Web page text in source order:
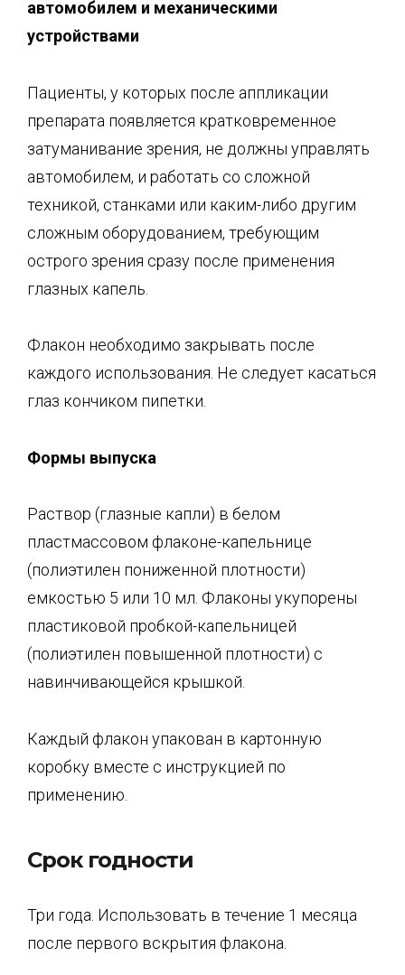
автомобилем и механическими
устройствами
Пациенты, у которых после аппликации
препарата появляется кратковременное
затуманивание зрения, не должны управлять
автомобилем, и работать со сложной
техникой, станками или каким-либо другим
сложным оборудованием, требующим
острого зрения сразу после применения
глазных капель.
Флакон необходимо закрывать после
каждого использования. Не следует касаться
глаз кончиком пипетки.
Формы выпуска
Раствор (глазные капли) в белом
пластмассовом флаконе-капельнице
(полиэтилен пониженной плотности)
емкостью 5 или 10 мл. Флаконы укупорены
пластиковой пробкой-капельницей
(полиэтилен повышенной плотности) с
навинчивающейся крышкой.
Каждый флакон упакован в картонную
коробку вместе с инструкцией по
применению.
Срок годности
Три года. Использовать в течение 1 месяца
после первого вскрытия флакона.